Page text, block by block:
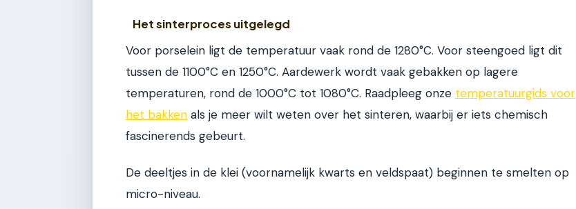
Het sinterproces uitgelegd
Voor porselein ligt de temperatuur vaak rond de 1280°C. Voor steengoed ligt dit
tussen de 1100°C en 1250°C. Aardewerk wordt vaak gebakken op lagere
temperaturen, rond de 1000°C tot 1080°C. Raadpleeg onze temperatuurgids voor
het bakken als je meer wilt weten over het sinteren, waarbij er iets chemisch
fascinerends gebeurt.
De deeltjes in de klei (voornamelijk kwarts en veldspaat) beginnen te smelten op
micro-niveau.